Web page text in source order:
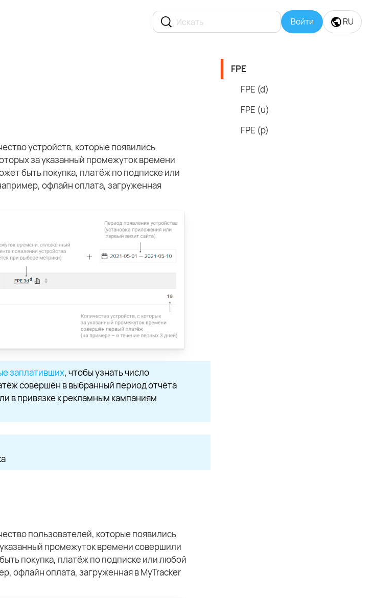
Войти RU
устройств, которые появились
за указанный промежуток времени
быть покупка, платёж по подписке или
офлайн оплата, загруженная
заплативших, чтобы узнать число
совершён в выбранный период отчёта
в привязке к рекламным кампаниям
пользователей, которые появились
промежуток времени совершили
покупка, платёж по подписке или любой
офлайн оплата, загруженная в MyTracker
FPE
FPE (d)
FPE (u)
FPE (p)